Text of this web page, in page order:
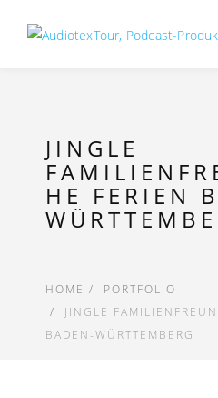
JINGLE
HE FERIEN
HOME
PORTFOLIO
JINGLE
BADEN-WÜRTTEMBERG